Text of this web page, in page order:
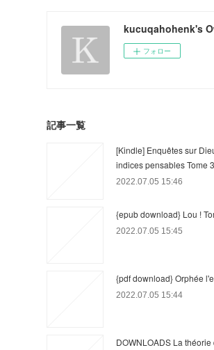
kucuqahohenk's
フォロー
記事一覧
[Kindle] Enquêtes sur
indices pensables Tome
2022.07.05 15:46
{epub download} Lou !
2022.07.05 15:45
{pdf download} Orphée
2022.07.05 15:44
DOWNLOADS La théorie